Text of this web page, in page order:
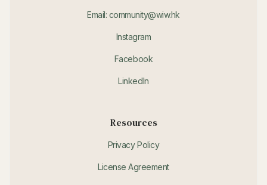
Email: community@wiw.hk
Instagram
Facebook
LinkedIn
Resources
Privacy Policy
License Agreement